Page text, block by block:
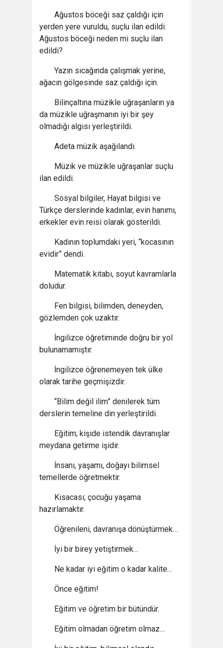
Ağustos böceği saz çaldığı için
yerden yere vuruldu, suçlu ilan edildi.
Ağustos böceği neden mi suçlu ilan
edildi?
Yazın sıcağında çalışmak yerine,
ağacın gölgesinde saz çaldığı için.
Bilinçaltına müzikle uğraşanların ya
da müzikle uğraşmanın iyi bir şey
olmadığı algısı yerleştirildi.
Adeta müzik aşağılandı.
Müzik ve müzikle uğraşanlar suçlu
ilan edildi.
Sosyal bilgiler, Hayat bilgisi ve
Türkçe derslerinde kadınlar, evin hanımı,
erkekler evin reisi olarak gösterildi.
Kadının toplumdaki yeri, “kocasının
evidir” dendi.
Matematik kitabı, soyut kavramlarla
doludur.
Fen bilgisi, bilimden, deneyden,
gözlemden çok uzaktır.
İngilizce öğretiminde doğru bir yol
bulunamamıştır.
İngilizce öğrenemeyen tek ülke
olarak tarihe geçmişizdir.
“Bilim değil ilim” denilerek tüm
derslerin temeline din yerleştirildi.
Eğitim; kişide istendik davranışlar
meydana getirme işidir.
İnsanı, yaşamı, doğayı bilimsel
temellerde öğretmektir.
Kısacası; çocuğu yaşama
hazırlamaktır.
Öğrenileni, davranışa dönüştürmek…
İyi bir birey yetiştirmek…
Ne kadar iyi eğitim o kadar kalite…
Önce eğitim!
Eğitim ve öğretim bir bütündür.
Eğitim olmadan öğretim olmaz…